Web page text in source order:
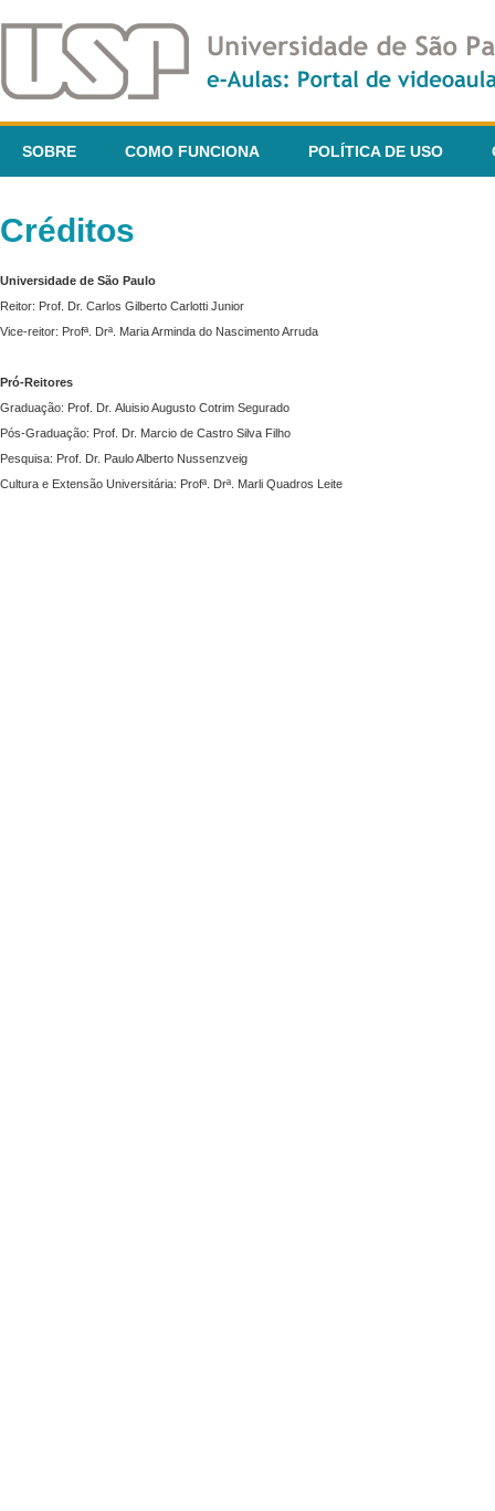
SOBRE COMO FUNCIONA POLÍTICA DE USO
Créditos
Universidade de São Paulo
Reitor: Prof. Dr. Carlos Gilberto Carlotti Junior
Vice-reitor: Profª. Drª. Maria Arminda do Nascimento Arruda
Pró-Reitores
Graduação: Prof. Dr. Aluisio Augusto Cotrim Segurado
Pós-Graduação: Prof. Dr. Marcio de Castro Silva Filho
Pesquisa: Prof. Dr. Paulo Alberto Nussenzveig
Cultura e Extensão Universitária: Profª. Drª. Marli Quadros Leite